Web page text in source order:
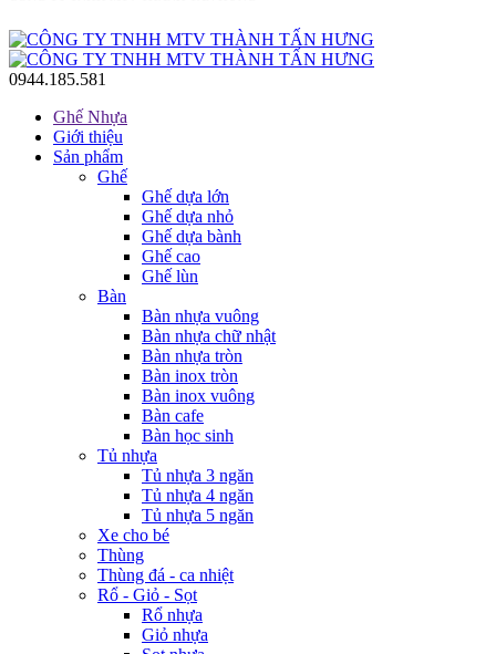
0944.185.581
Ghế Nhựa
Giới thiệu
Sản phẩm
Ghế
Ghế dựa lớn
Ghế dựa nhỏ
Ghế dựa bành
Ghế cao
Ghế lùn
Bàn
Bàn nhựa vuông
Bàn nhựa chữ nhật
Bàn nhựa tròn
Bàn inox tròn
Bàn inox vuông
Bàn cafe
Bàn học sinh
Tủ nhựa
Tủ nhựa 3 ngăn
Tủ nhựa 4 ngăn
Tủ nhựa 5 ngăn
Xe cho bé
Thùng
Thùng đá - ca nhiệt
Rổ - Giỏ - Sọt
Rổ nhựa
Giỏ nhựa